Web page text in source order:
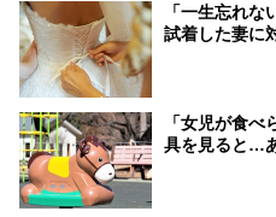
「一生忘れ
試着した妻に
「女児が食
具を見ると…